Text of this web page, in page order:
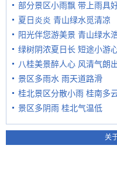
部分景区小雨飘 带上雨具
夏日炎炎 青山绿水觅清凉
阳光伴您游美景 青山绿水
绿树阴浓夏日长 短途小游
八桂美景醉人心 风清气朗
景区多雨水 雨天道路滑
桂北景区分散小雨 桂南多
景区多阴雨 桂北气温低
关